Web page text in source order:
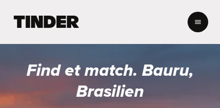
s
Find et match. Bauru,
Brasilien